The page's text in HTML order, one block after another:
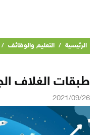
الرئيسية / التعليم والوظائف /
طبقات الغلاف
2021/09/26